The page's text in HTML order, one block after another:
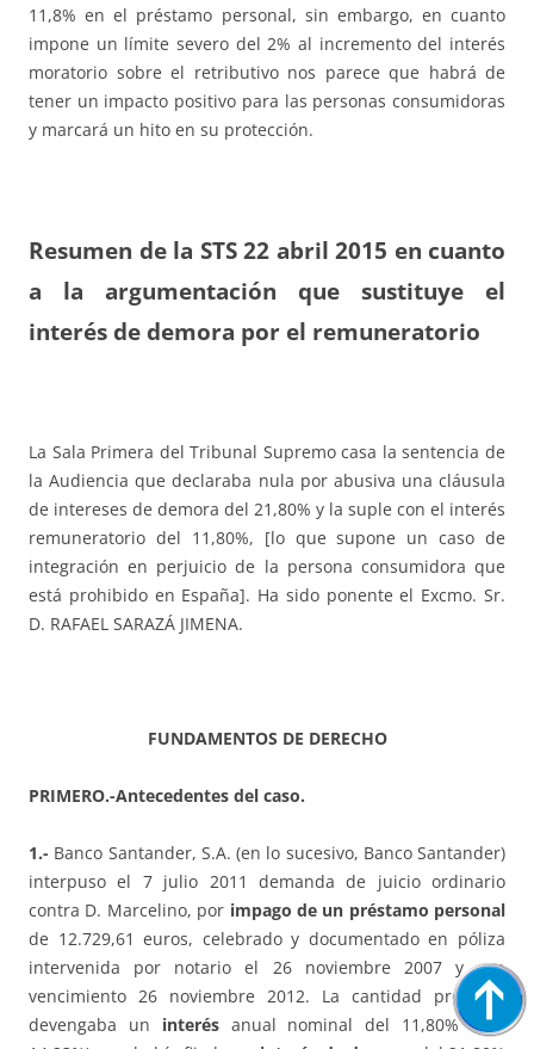
11,8% en el préstamo personal, sin embargo, en cuanto
impone un límite severo del 2% al incremento del interés
moratorio sobre el retributivo nos parece que habrá de
tener un impacto positivo para las personas consumidoras
y marcará un hito en su protección.
Resumen de la STS 22 abril 2015 en cuanto
a la argumentación que sustituye el
interés de demora por el remuneratorio
La Sala Primera del Tribunal Supremo casa la sentencia de
la Audiencia que declaraba nula por abusiva una cláusula
de intereses de demora del 21,80% y la suple con el interés
remuneratorio del 11,80%, [lo que supone un caso de
integración en perjuicio de la persona consumidora que
está prohibido en España]. Ha sido ponente el Excmo. Sr.
D. RAFAEL SARAZÁ JIMENA.
FUNDAMENTOS DE DERECHO
PRIMERO.-Antecedentes del caso.
1.- Banco Santander, S.A. (en lo sucesivo, Banco Santander)
interpuso el 7 julio 2011 demanda de juicio ordinario
contra D. Marcelino, por impago de un préstamo personal
de 12.729,61 euros, celebrado y documentado en póliza
intervenida por notario el 26 noviembre 2007 y con
vencimiento 26 noviembre 2012. La cantidad prestada
devengaba un interésanual nominal del 11,80% (TAE